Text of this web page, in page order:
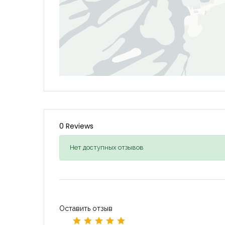
0 Reviews
Нет доступных отзывов
Оставить отзыв